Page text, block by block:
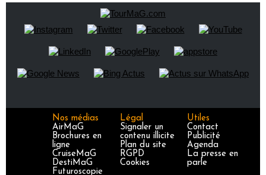
Nos médias
AirMaG
Brochures en
ligne
CruiseMaG
DestiMaG
Futuroscopie
Légal
Signaler un
contenu illicite
Plan du site
RGPD
Cookies
Utiles
Contact
Publicité
Agenda
La presse en
parle